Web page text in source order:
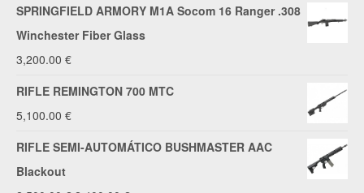
SPRINGFIELD ARMORY M1A Socom 16 Ranger .308
Winchester Fiber Glass
3,200.00 €
RIFLE REMINGTON 700 MTC
5,100.00 €
RIFLE SEMI-AUTOMÁTICO BUSHMASTER AAC
Blackout